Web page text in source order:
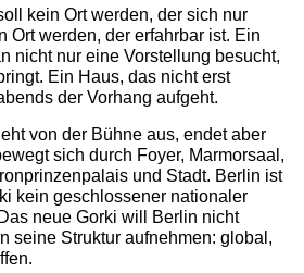
kein Ort werden, der sich nur
Ort werden, der erfahrbar ist. Ein
nicht nur eine Vorstellung besucht,
Ein Haus, das nicht erst
der Vorhang aufgeht.
von der Bühne aus, endet aber
sich durch Foyer, Marmorsaal,
und Stadt. Berlin ist
kein geschlossener nationaler
neue Gorki will Berlin nicht
seine Struktur aufnehmen: global,